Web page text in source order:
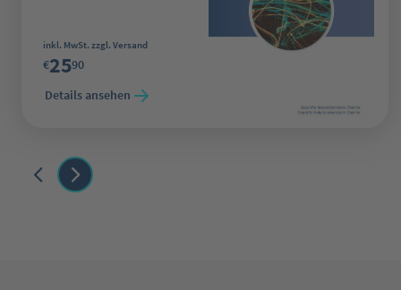
Regulärer Preis:
inkl. MwSt. zzgl. Versand
€2590
Details ansehen